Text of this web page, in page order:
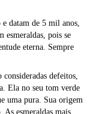
datam de 5 mil anos,
esmeraldas, pois se
eterna. Sempre
consideradas defeitos,
Ela no seu tom verde
uma pura. Sua origem
As esmeraldas mais